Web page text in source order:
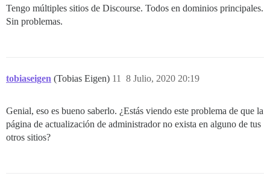
Tengo múltiples sitios de Discourse. Todos en dominios principales.
Sin problemas.
tobiaseigen (Tobias Eigen) 8 Julio, 2020 20:19
11
Genial, eso es bueno saberlo. ¿Estás viendo este problema de que la
página de actualización de administrador no exista en alguno de tus
otros sitios?